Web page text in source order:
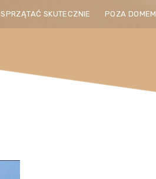
SPRZĄTAĆ SKUTECZNIE POZA DOMEM